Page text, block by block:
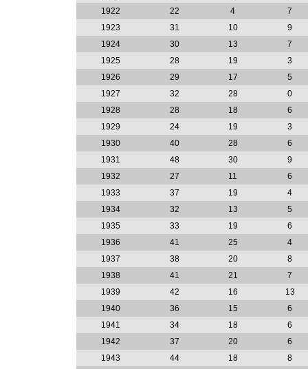
1922
22 4
7
1923
31 10
9
1924
30 13
7
1925
28 19
3
1926
29 17
5
1927
32 28
0
1928
28 18
6
1929
24 19
3
1930
40 28
6
1931
48 30
9
1932
27 11
6
1933
37 19
4
1934
32 13
5
1935
33 19
6
1936
41 25
4
1937
38 20
8
1938
41 21
7
1939
42 16
13
1940
36 15
6
1941
34 18
6
1942
37 20
6
1943
44 18
8